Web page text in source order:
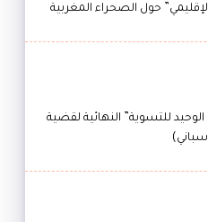
حول الصحراء المغربية
للتسوية” النهائية لقضية